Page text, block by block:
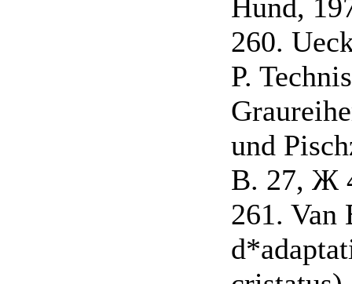
Hund,
260.
P.
und
B. 27, Ж
261. Van